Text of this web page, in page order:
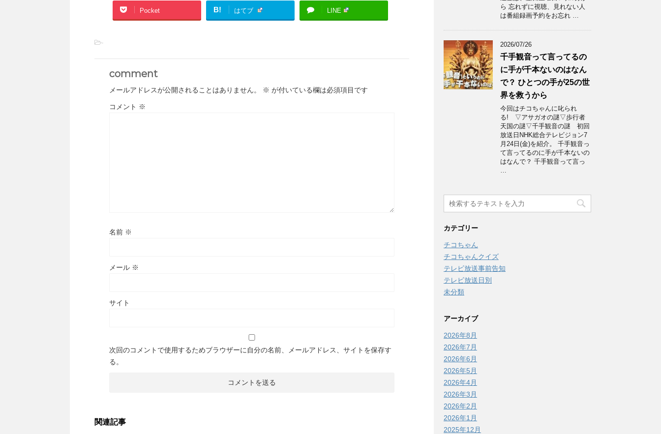
Pocket B! はてブ LINE
-
comment
メールアドレスが公開されることはありません。 ※ が付いている欄は必須項目です
コメント ※
名前 ※
メール ※
サイト
次回のコメントで使用するためブラウザーに自分の名前、メールアドレス、サイトを保存す
る。
関連記事
ら 忘れずに視聴、見れない人
は番組録画予約をお忘れ …
2026/07/26
千手観音って言ってるの
に手が千本ないのはなん
で？ ひとつの手が25の世
界を救うから
今回はチコちゃんに叱られ
る! ▽アサガオの謎▽歩行者
天国の謎▽千手観音の謎 初回
放送日NHK総合テレビジョン7
月24日(金)を紹介。 千手観音っ
て言ってるのに手が千本ないの
はなんで？ 千手観音って言っ
…
カテゴリー
チコちゃん
チコちゃんクイズ
テレビ放送事前告知
テレビ放送日別
未分類
アーカイブ
2026年8月
2026年7月
2026年6月
2026年5月
2026年4月
2026年3月
2026年2月
2026年1月
2025年12月